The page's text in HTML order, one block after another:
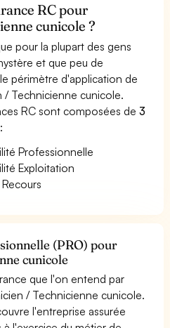
RC pour
cunicole ?
pour la plupart des gens
et que peu de
périmètre d'application de
/ Technicienne cunicole.
RC sont composées de3
:
Professionnelle
Exploitation
(PRO) pour
cunicole
que l'on entend par
/ Technicienne cunicole.
l'entreprise assurée